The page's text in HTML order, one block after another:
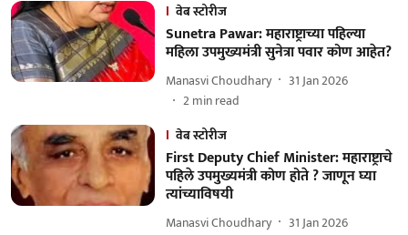
वेब स्टोरीज
Sunetra Pawar: महाराष्ट्राच्या पहिल्या
महिला उपमुख्यमंत्री सुनेत्रा पवार कोण आहेत?
Manasvi Choudhary
31 Jan 2026
2min read
वेब स्टोरीज
First Deputy Chief Minister: महाराष्ट्राचे
पहिले उपमुख्यमंत्री कोण होते ? जाणून घ्या
त्यांच्याविषयी
Manasvi Choudhary
31 Jan 2026